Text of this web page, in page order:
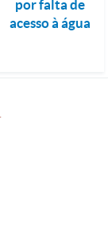
por falta de
acesso à água